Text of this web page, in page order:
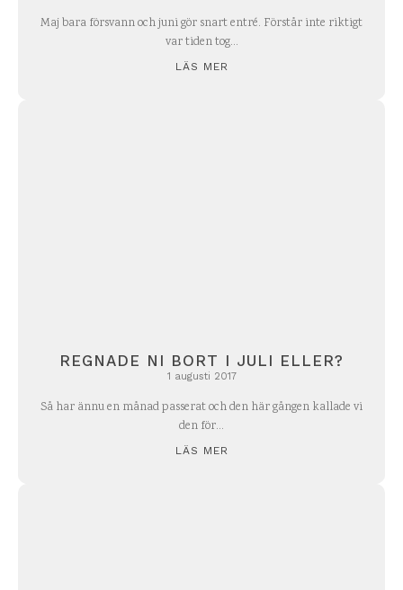
Maj bara försvann och juni gör snart entré. Förstår inte riktigt
var tiden tog...
LÄS MER
REGNADE NI BORT I JULI ELLER?
1 augusti 2017
Så har ännu en månad passerat och den här gången kallade vi
den för...
LÄS MER